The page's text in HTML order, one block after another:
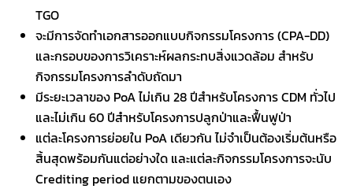
TGO
จะมีการจัดทำเอกสารออกแบบกิจกรรมโครงการ (CPA-DD)
และกรอบของการวิเคราะห์ผลกระทบสิ่งแวดล้อม สำหรับ
กิจกรรมโครงการลำดับถัดมา
มีระยะเวลาของ PoA ไม่เกิน 28 ปีสำหรับโครงการ CDM ทั่วไป
และไม่เกิน 60 ปีสำหรับโครงการปลูกป่าและฟื้นฟูป่า
แต่ละโครงการย่อยใน PoA เดียวกัน ไม่จำเป็นต้องเริ่มต้นหรือ
สิ้นสุดพร้อมกันแต่อย่างใด และแต่ละกิจกรรมโครงการจะนับ
Crediting period แยกตามของตนเอง